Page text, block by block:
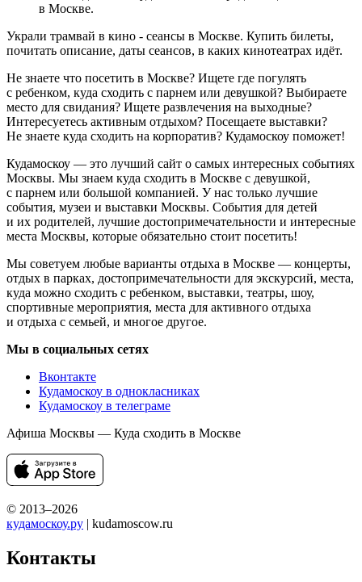
в Москве.
Украли трамвай в кино - сеансы в Москве. Купить билеты,
почитать описание, даты сеансов, в каких кинотеатрах идёт.
Не знаете что посетить в Москве? Ищете где погулять
с ребенком, куда сходить с парнем или девушкой? Выбираете
место для свидания? Ищете развлечения на выходные?
Интересуетесь активным отдыхом? Посещаете выставки?
Не знаете куда сходить на корпоратив? Кудамоскоу поможет!
Кудамоскоу — это лучший сайт о самых интересных событиях
Москвы. Мы знаем куда сходить в Москве с девушкой,
с парнем или большой компанией. У нас только лучшие
события, музеи и выставки Москвы. События для детей
и их родителей, лучшие достопримечательности и интересные
места Москвы, которые обязательно стоит посетить!
Мы советуем любые варианты отдыха в Москве — концерты,
отдых в парках, достопримечательности для экскурсий, места,
куда можно сходить с ребенком, выставки, театры, шоу,
спортивные мероприятия, места для активного отдыха
и отдыха с семьей, и многое другое.
Мы в социальных сетях
Вконтакте
Кудамоскоу в однокласниках
Кудамоскоу в телеграме
Афиша Москвы — Куда сходить в Москве
© 2013–2026
кудамоскоу.ру | kudamoscow.ru
Контакты